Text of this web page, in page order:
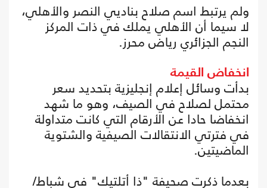
ولم يرتبط اسم صلاح بناديي النصر والأهلي،
لا سيما أن الأهلي يملك في ذات المركز
النجم الجزائري رياض محرز.
انخفاض القيمة
بدأت وسائل إعلام إنجليزية بتحديد سعر
محتمل لصلاح في الصيف، وهو ما شهد
انخفاضا حادا عن الأرقام التي كانت متداولة
في فترتي الانتقالات الصيفية والشتوية
الماضيتين.
بعدما ذكرت صحيفة "ذا أتلتيك" في شباط/